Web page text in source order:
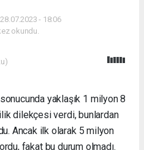
- 18:06
okundu.
yaklaşık 1 milyon 8
dilekçesi verdi, bunlardan
Ancak ilk olarak 5 milyon
fakat bu durum olmadı.